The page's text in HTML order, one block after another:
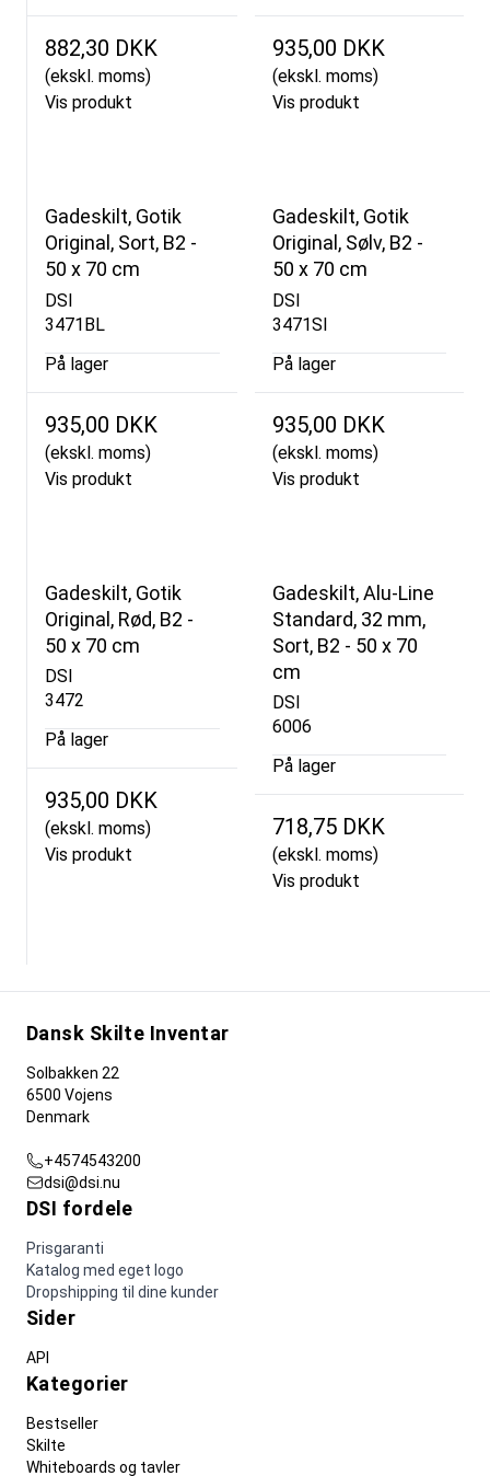
882,30 DKK
(ekskl. moms)
Vis produkt
935,00 DKK
(ekskl. moms)
Vis produkt
Gadeskilt, Gotik
Original, Sort, B2 -
50 x 70 cm
DSI
3471BL
På lager
935,00 DKK
(ekskl. moms)
Vis produkt
Gadeskilt, Gotik
Original, Sølv, B2 -
50 x 70 cm
DSI
3471SI
På lager
935,00 DKK
(ekskl. moms)
Vis produkt
Gadeskilt, Gotik
Original, Rød, B2 -
50 x 70 cm
DSI
3472
På lager
935,00 DKK
(ekskl. moms)
Vis produkt
Gadeskilt, Alu-Line
Standard, 32 mm,
Sort, B2 - 50 x 70
cm
DSI
6006
På lager
718,75 DKK
(ekskl. moms)
Vis produkt
Dansk Skilte Inventar
Solbakken 22
6500 Vojens
Denmark
+4574543200
dsi@dsi.nu
DSI fordele
Prisgaranti
Katalog med eget logo
Dropshipping til dine kunder
Sider
API
Kategorier
Bestseller
Skilte
Whiteboards og tavler